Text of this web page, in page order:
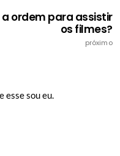
a ordem para assistir
os filmes?
próximo
esse sou eu.